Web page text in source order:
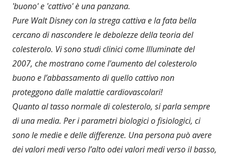
'buono' e 'cattivo' è una panzana.
Pure Walt Disney con la strega cattiva e la fata bella
cercano di nascondere le debolezze della teoria del
colesterolo. Vi sono studi clinici come Illuminate del
2007, che mostrano come l'aumento del colesterolo
buono e l’abbassamento di quello cattivo non
proteggono dalle malattie cardiovascolari!
Quanto al tasso normale di colesterolo, si parla sempre
di una media. Per i parametri biologici o fisiologici, ci
sono le medie e delle differenze. Una persona può avere
dei valori medi verso l’alto odei valori medi verso il basso,